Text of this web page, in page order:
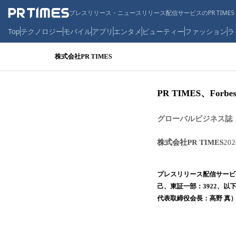
プレスリリース・ニュースリリース配信サービスのPR TIMES
Topテクノロジーモバイルアプリ エンタメ ビューティーファッション
株式会社PR TIMES
PR TIMES、
グローバルビジネス誌
株式会社PR TIMES
プレスリリース配信サー
己、東証一部：3922、以
代表取締役会長：高野 真